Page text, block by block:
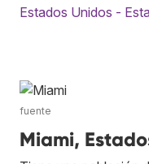
Estados Unidos -
fuente
Miami,